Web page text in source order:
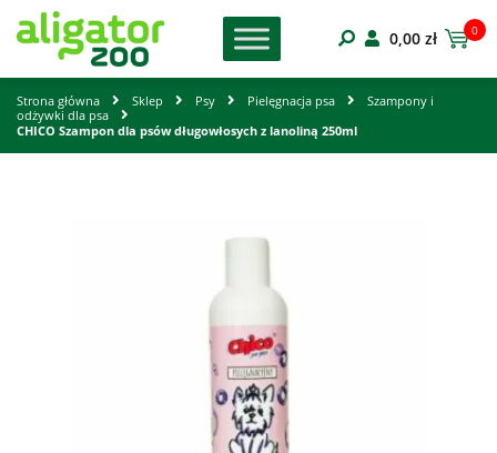
0,00 zł 0
Strona główna Sklep Psy Pielęgnacja psa
Szampony i
odżywki dla psa
CHICO Szampon dla psów długowłosych z lanoliną 250ml